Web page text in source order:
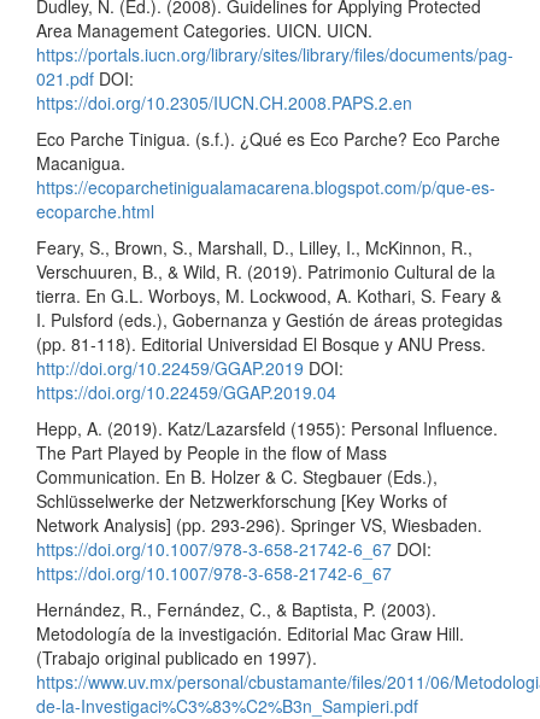
Dudley, N. (Ed.). (2008). Guidelines for Applying Protected
Area Management Categories. UICN. UICN.
https://portals.iucn.org/library/sites/library/files/documents/pag-
021.pdf DOI:
https://doi.org/10.2305/IUCN.CH.2008.PAPS.2.en
Eco Parche Tinigua. (s.f.). ¿Qué es Eco Parche? Eco Parche
Macanigua.
https://ecoparchetinigualamacarena.blogspot.com/p/que-es-
ecoparche.html
Feary, S., Brown, S., Marshall, D., Lilley, I., McKinnon, R.,
Verschuuren, B., & Wild, R. (2019). Patrimonio Cultural de la
tierra. En G.L. Worboys, M. Lockwood, A. Kothari, S. Feary &
I. Pulsford (eds.), Gobernanza y Gestión de áreas protegidas
(pp. 81-118). Editorial Universidad El Bosque y ANU Press.
http://doi.org/10.22459/GGAP.2019 DOI:
https://doi.org/10.22459/GGAP.2019.04
Hepp, A. (2019). Katz/Lazarsfeld (1955): Personal Influence.
The Part Played by People in the flow of Mass
Communication. En B. Holzer & C. Stegbauer (Eds.),
Schlüsselwerke der Netzwerkforschung [Key Works of
Network Analysis] (pp. 293-296). Springer VS, Wiesbaden.
https://doi.org/10.1007/978-3-658-21742-6_67 DOI:
https://doi.org/10.1007/978-3-658-21742-6_67
Hernández, R., Fernández, C., & Baptista, P. (2003).
Metodología de la investigación. Editorial Mac Graw Hill.
(Trabajo original publicado en 1997).
https://www.uv.mx/personal/cbustamante/files/2011/06/
de-la-Investigaci%C3%83%C2%B3n_Sampieri.pdf